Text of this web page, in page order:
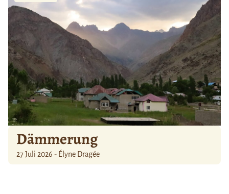
Dämmerung
27 Juli 2026 - Élyne Dragée